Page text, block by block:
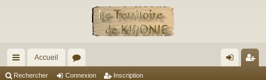
ac
Accueil
or
Rechercher Connexion Inscription